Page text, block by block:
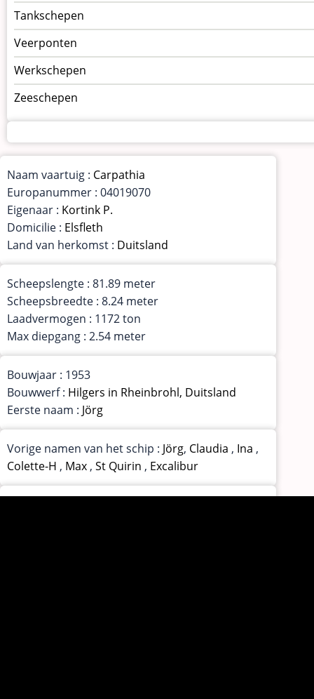
Tankschepen
Veerponten
Werkschepen
Zeeschepen
Naam vaartuig : Carpathia
Europanummer : 04019070
Eigenaar : Kortink P.
Domicilie : Elsfleth
Land van herkomst : Duitsland
Scheepslengte : 81.89 meter
Scheepsbreedte : 8.24 meter
Laadvermogen : 1172 ton
Max diepgang : 2.54 meter
Bouwjaar : 1953
Bouwwerf : Hilgers in Rheinbrohl, Duitsland
Eerste naam : Jörg
Vorige namen van het schip : Jörg, Claudia , Ina ,
Colette-H , Max , St Quirin , Excalibur